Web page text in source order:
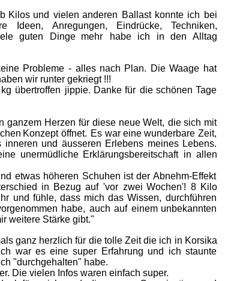
Kilos und vielen anderen Ballast konnte ich bei
Ideen, Anregungen, Eindrücke, Techniken,
guten Dinge mehr habe ich in den Alltag
Probleme - alles nach Plan. Die Waage hat
wir runter gekriegt !!!
kg übertroffen jippie. Danke für die schönen Tage
ganzem Herzen für diese neue Welt, die sich mit
Konzept öffnet. Es war eine wunderbare Zeit,
inneren und äusseren Erlebens meines Lebens.
unermüdliche Erklärungsbereitschaft in allen
etwas höheren Schuhen ist der Abnehm-Effekt
in Bezug auf 'vor zwei Wochen'! 8 Kilo
und fühle, dass mich das Wissen, durchführen
habe, auch auf einem unbekannten
weitere Stärke gibt."
ganz herzlich für die tolle Zeit die ich in Korsika
war es eine super Erfahrung und ich staunte
"durchgehalten" habe.
Die vielen Infos waren einfach super.